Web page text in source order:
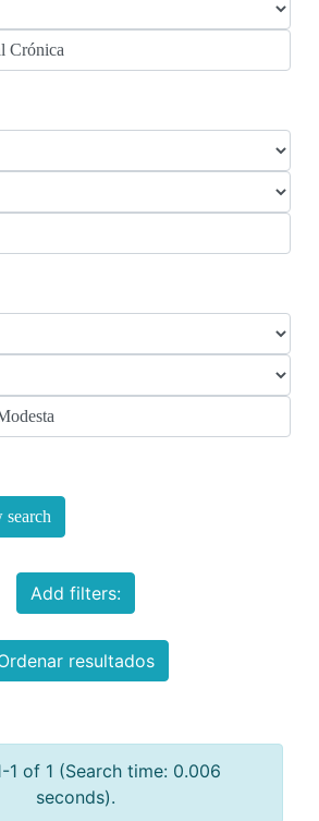
search
Add filters:
resultados
1 of 1 (Search time: 0.006
seconds).